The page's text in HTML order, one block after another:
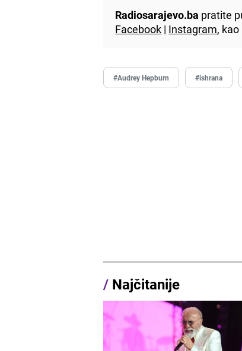
Radiosarajevo.ba pratite
Facebook | Instagram,
#Audrey Hepburn #ishrana
/ Najčitanije